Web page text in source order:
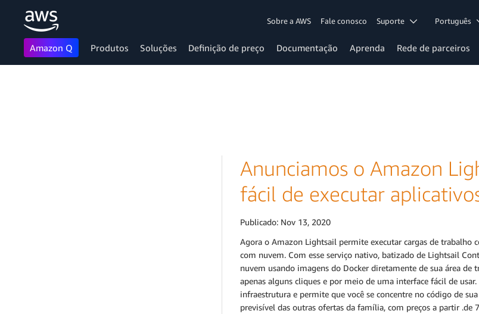
Sobre a AWS Fale conosco Suporte Português
Amazon Q Produtos Soluções Definição de preço Documentação Aprenda Rede de parceiros
Anunciamos o Amazon
fácil de executar
Publicado: Nov 13, 2020
Agora o Amazon Lightsail permite executar cargas de trabalho
com nuvem. Com esse serviço nativo, batizado de Lightsail
nuvem usando imagens do Docker diretamente de sua área
apenas alguns cliques e por meio de uma interface fácil de
infraestrutura e permite que você se concentre no código de
previsível das outras ofertas da família, com preços a partir .de